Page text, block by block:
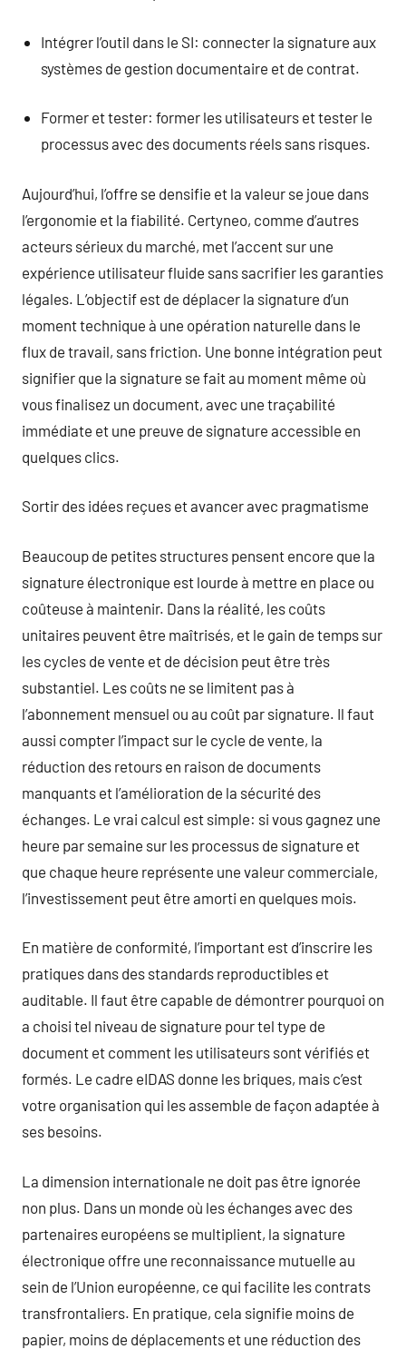
Intégrer l’outil dans le SI: connecter la signature aux
systèmes de gestion documentaire et de contrat.
Former et tester: former les utilisateurs et tester le
processus avec des documents réels sans risques.
Aujourd’hui, l’offre se densifie et la valeur se joue dans
l’ergonomie et la fiabilité. Certyneo, comme d’autres
acteurs sérieux du marché, met l’accent sur une
expérience utilisateur fluide sans sacrifier les garanties
légales. L’objectif est de déplacer la signature d’un
moment technique à une opération naturelle dans le
flux de travail, sans friction. Une bonne intégration peut
signifier que la signature se fait au moment même où
vous finalisez un document, avec une traçabilité
immédiate et une preuve de signature accessible en
quelques clics.
Sortir des idées reçues et avancer avec pragmatisme
Beaucoup de petites structures pensent encore que la
signature électronique est lourde à mettre en place ou
coûteuse à maintenir. Dans la réalité, les coûts
unitaires peuvent être maîtrisés, et le gain de temps sur
les cycles de vente et de décision peut être très
substantiel. Les coûts ne se limitent pas à
l’abonnement mensuel ou au coût par signature. Il faut
aussi compter l’impact sur le cycle de vente, la
réduction des retours en raison de documents
manquants et l’amélioration de la sécurité des
échanges. Le vrai calcul est simple: si vous gagnez une
heure par semaine sur les processus de signature et
que chaque heure représente une valeur commerciale,
l’investissement peut être amorti en quelques mois.
En matière de conformité, l’important est d’inscrire les
pratiques dans des standards reproductibles et
auditable. Il faut être capable de démontrer pourquoi on
a choisi tel niveau de signature pour tel type de
document et comment les utilisateurs sont vérifiés et
formés. Le cadre eIDAS donne les briques, mais c’est
votre organisation qui les assemble de façon adaptée à
ses besoins.
La dimension internationale ne doit pas être ignorée
non plus. Dans un monde où les échanges avec des
partenaires européens se multiplient, la signature
électronique offre une reconnaissance mutuelle au
sein de l’Union européenne, ce qui facilite les contrats
transfrontaliers. En pratique, cela signifie moins de
papier, moins de déplacements et une réduction des